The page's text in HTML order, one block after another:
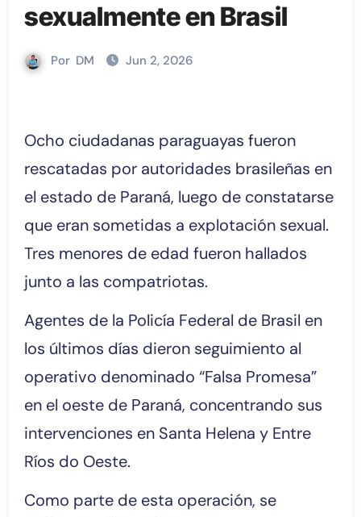
sexualmente en Brasil
Por DM Jun 2, 2026
Ocho ciudadanas paraguayas fueron
rescatadas por autoridades brasileñas en
el estado de Paraná, luego de constatarse
que eran sometidas a explotación sexual.
Tres menores de edad fueron hallados
junto a las compatriotas.
Agentes de la Policía Federal de Brasil en
los últimos días dieron seguimiento al
operativo denominado “Falsa Promesa”
en el oeste de Paraná, concentrando sus
intervenciones en Santa Helena y Entre
Ríos do Oeste.
Como parte de esta operación, se